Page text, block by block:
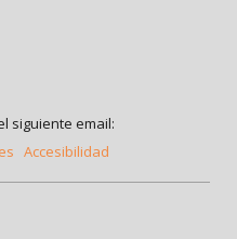
siguiente email:
Accesibilidad